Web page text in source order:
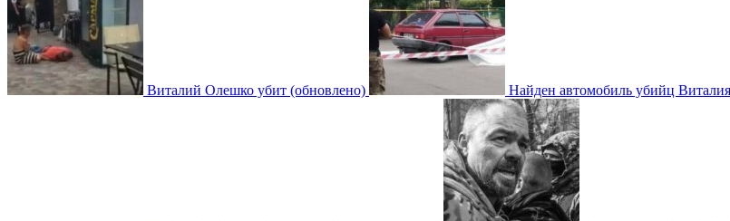
Виталий Олешко убит (обновлено) Найден автомобиль убийц